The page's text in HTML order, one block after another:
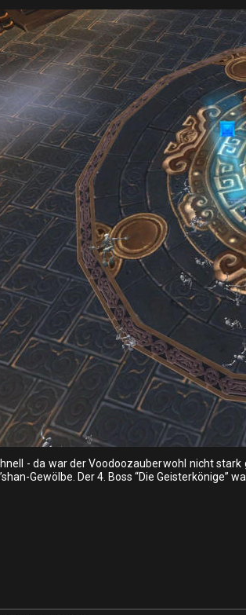
- da war der Voodoozauber wohl nicht stark
Gewölbe. Der 4. Boss “Die